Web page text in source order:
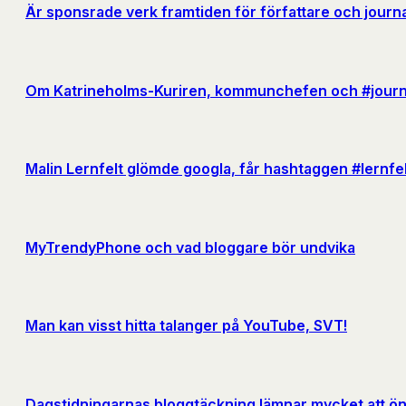
Är sponsrade verk framtiden för författare och
Om Katrineholms-Kuriren, kommunchefen och
Malin Lernfelt glömde googla, får hashtaggen
MyTrendyPhone och vad bloggare bör undvika
Man kan visst hitta talanger på YouTube, SVT!